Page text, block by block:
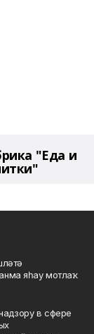
"Еда и
яһау мотлаҡ.
в сфере